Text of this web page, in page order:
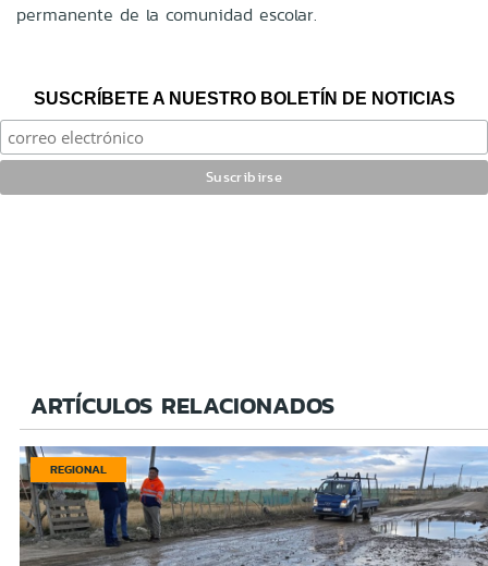
permanente de la comunidad escolar.
SUSCRÍBETE A NUESTRO BOLETÍN DE NOTICIAS
ARTÍCULOS RELACIONADOS
REGIONAL